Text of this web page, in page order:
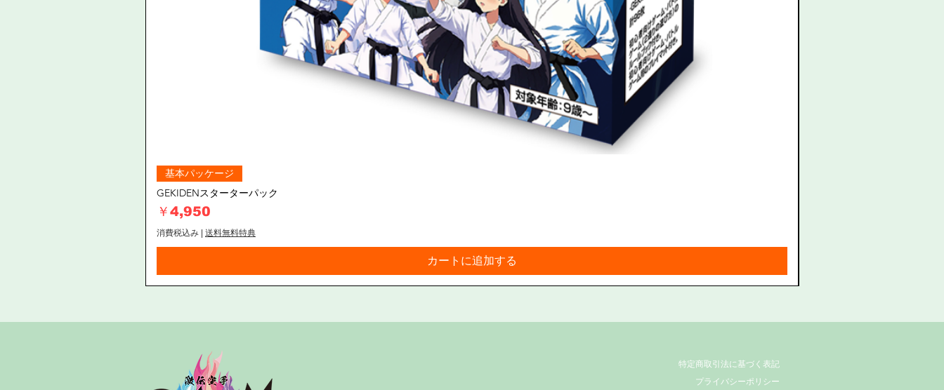
基本パッケージ
GEKIDENスターターパック
価格
￥4,950
消費税込み 送料無料特典
カートに追加する
特定商取引法に基づく表記
プライバシーポリシー